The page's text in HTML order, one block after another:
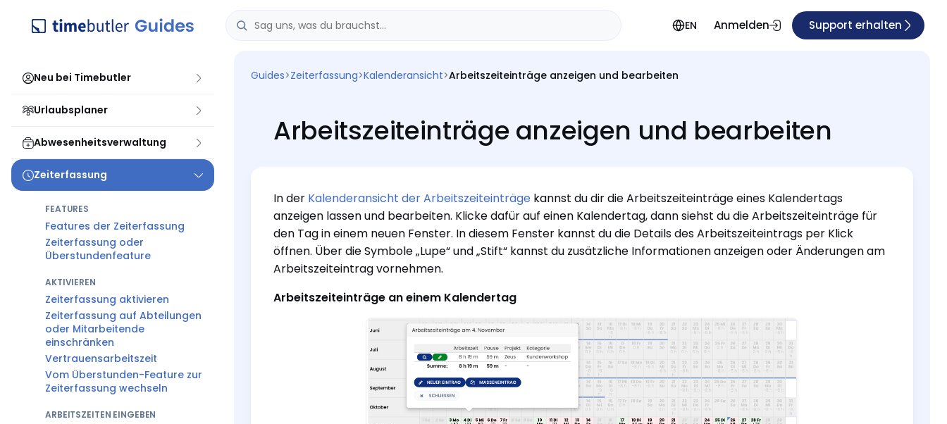
EN Anmelden Support erhalten
Neu bei Timebutler
Urlaubsplaner
Abwesenheitsverwaltung
Zeiterfassung
FEATURES
Features der Zeiterfassung
Zeiterfassung oder
Überstundenfeature
AKTIVIEREN
Zeiterfassung aktivieren
Zeiterfassung auf Abteilungen
oder Mitarbeitende
einschränken
Vertrauensarbeitszeit
Vom Überstunden-Feature zur
Zeiterfassung wechseln
ARBEITSZEITEN EINGEBEN
Guides>Zeiterfassung>Kalenderansicht>Arbeitszeiteinträge anzeigen und bearbeiten
Arbeitszeiteinträge anzeigen und bearbeiten
In der Kalenderansicht der Arbeitszeiteinträge kannst du dir die Arbeitszeiteinträge eines Kalendertags
anzeigen lassen und bearbeiten. Klicke dafür auf einen Kalendertag, dann siehst du die Arbeitszeiteinträge für
den Tag in einem neuen Fenster. In diesem Fenster kannst du die Details des Arbeitszeiteintrags per Klick
öffnen. Über die Symbole „Lupe“ und „Stift“ kannst du zusätzliche Informationen anzeigen oder Änderungen am
Arbeitszeiteintrag vornehmen.
Arbeitszeiteinträge an einem Kalendertag